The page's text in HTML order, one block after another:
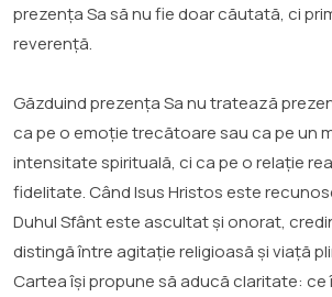
prezența Sa să nu fie doar căutată, ci
reverență.
Găzduind prezența Sa nu tratează
ca pe o emoție trecătoare sau ca pe un
intensitate spirituală, ci ca pe o relație
fidelitate. Când Isus Hristos este
Duhul Sfânt este ascultat și onorat,
distingă între agitație religioasă și viață
Cartea își propune să aducă claritate: ce